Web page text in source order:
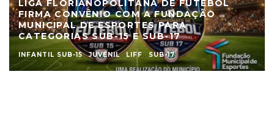
LIGA FLORIANOPOLITANA DE FUTEBOL
FIRMA CONVÊNIO COM A FUNDAÇÃO
MUNICIPAL DE ESPORTES PARA
CATEGORIAS SUB-15 E SUB-17
INFANTIL SUB-15 JUVENIL LIFF SUB-17